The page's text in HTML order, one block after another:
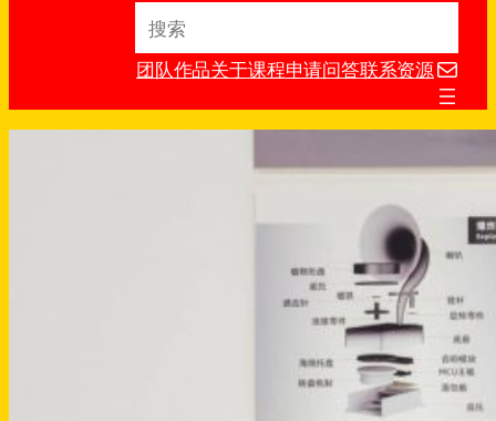
a团队作品关于课程申请问答联系资源电子邮件